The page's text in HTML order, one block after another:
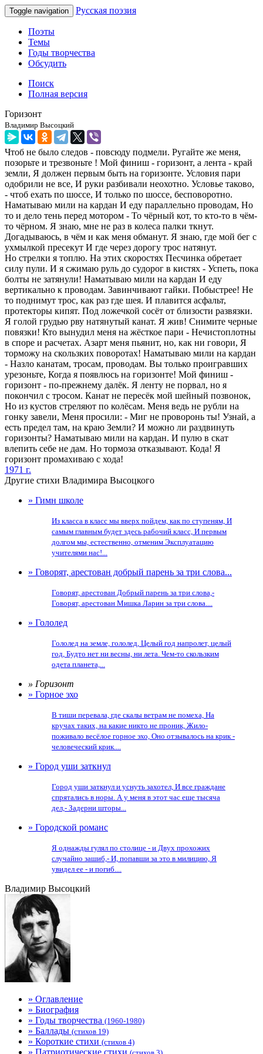
Toggle navigation Русская поэзия
Поэты
Темы
Годы творчества
Обсудить
Поиск
Полная версия
Горизонт
Владимир Высоцкий
Чтоб не было следов - повсюду подмели. Ругайте же меня,
позорьте и трезвоньте ! Мой финиш - горизонт, а лента - край
земли, Я должен первым быть на горизонте. Условия пари
одобрили не все, И руки разбивали неохотно. Условье таково,
- чтоб ехать по шоссе, И только по шоссе, бесповоротно.
Наматываю мили на кардан И еду параллельно проводам, Но
то и дело тень перед мотором - То чёрный кот, то кто-то в чём-
то чёрном. Я знаю, мне не раз в колеса палки ткнут.
Догадываюсь, в чём и как меня обманут. Я знаю, где мой бег с
ухмылкой пресекут И где через дорогу трос натянут.
Но стрелки я топлю. На этих скоростях Песчинка обретает
силу пули. И я сжимаю руль до судорог в кистях - Успеть, пока
болты не затянули! Наматываю мили на кардан И еду
вертикально к проводам. Завинчивают гайки. Побыстрее! Не
то поднимут трос, как раз где шея. И плавится асфальт,
протекторы кипят. Под ложечкой сосёт от близости развязки.
Я голой грудью рву натянутый канат. Я жив! Снимите черные
повязки! Кто вынудил меня на жёсткое пари - Нечистоплотны
в споре и расчетах. Азарт меня пьянит, но, как ни говори, Я
торможу на скользких поворотах! Наматываю мили на кардан
- Назло канатам, тросам, проводам. Вы только проигравших
урезоньте, Когда я появлюсь на горизонте! Мой финиш -
горизонт - по-прежнему далёк. Я ленту не порвал, но я
покончил с тросом. Канат не пересёк мой шейный позвонок,
Но из кустов стреляют по колёсам. Меня ведь не рубли на
гонку завели, Меня просили: - Миг не проворонь ты! Узнай, а
есть предел там, на краю Земли? И можно ли раздвинуть
горизонты? Наматываю мили на кардан. И пулю в скат
влепить себе не дам. Но тормоза отказывают. Кода! Я
горизонт промахиваю с хода!
1971 г.
Другие стихи Владимира Высоцкого
» Гимн школе
Из класса в класс мы вверх пойдем, как по ступеням, И
самым главным будет здесь рабочий класс, И первым
долгом мы, естественно, отменим Эксплуатацию
учителями нас!...
» Говорят, арестован добрый парень за три слова...
Говорят, арестован Добрый парень за три слова,-
Говорят, арестован Мишка Ларин за три слова....
» Гололед
Гололед на земле, гололед, Целый год напролет, целый
год, Будто нет ни весны, ни лета. Чем-то скользким
одета планета,...
» Горизонт
» Горное эхо
В тиши перевала, где скалы ветрам не помеха, На
кручах таких, на какие никто не проник, Жило-
поживало весёлое горное эхо, Оно отзывалось на крик -
человеческий крик....
» Город уши заткнул
Город уши заткнул и уснуть захотел, И все граждане
спрятались в норы. А у меня в этот час еще тысяча
дел,- Задерни шторы...
» Городской романс
Я однажды гулял по столице - и Двух прохожих
случайно зашиб,- И, попавши за это в милицию, Я
увидел ее - и погиб....
Владимир Высоцкий
» Оглавление
» Биография
» Годы творчества (1960-1980)
» Баллады (стихов 19)
» Короткие стихи (стихов 4)
» Патриотические стихи